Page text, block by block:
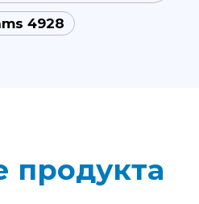
4928
продукта